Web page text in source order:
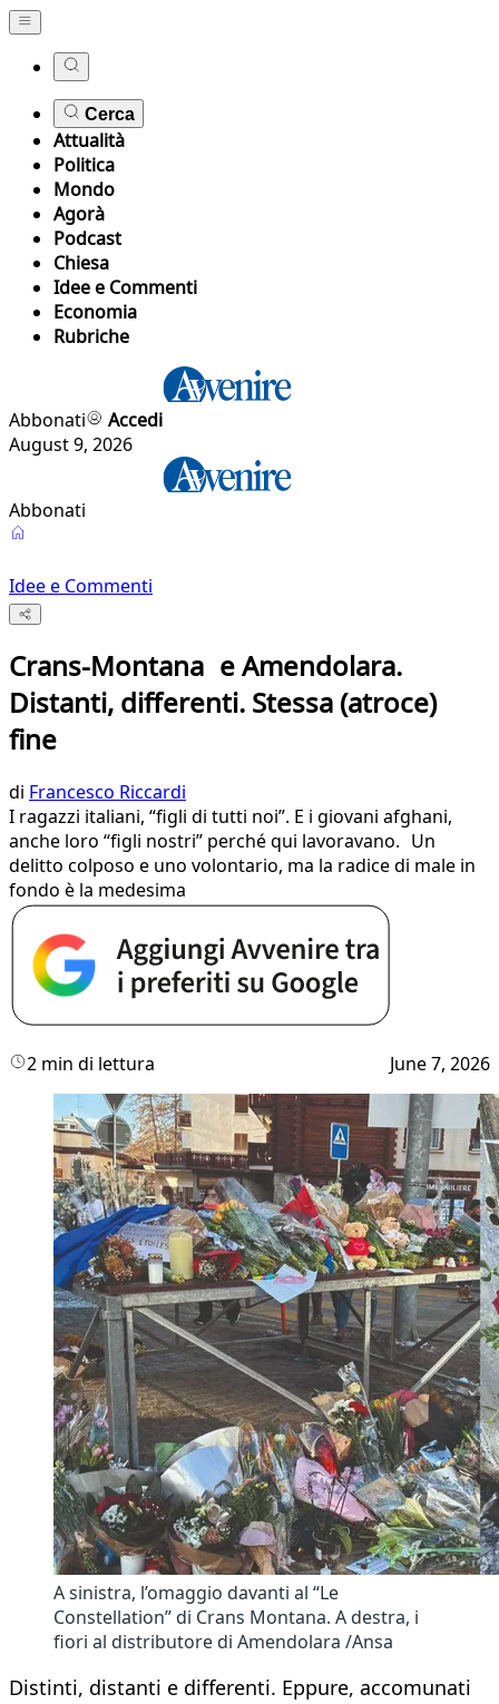
Cerca
Attualità
Politica
Mondo
Agorà
Podcast
Chiesa
Idee e Commenti
Economia
Rubriche
Abbonati
Accedi
August 9, 2026
Abbonati
Idee e Commenti
Crans-Montana e Amendolara.
Distanti, differenti. Stessa (atroce)
fine
di Francesco Riccardi
I ragazzi italiani, “figli di tutti noi”. E i giovani afghani,
anche loro “figli nostri” perché qui lavoravano. Un
delitto colposo e uno volontario, ma la radice di male in
fondo è la medesima
2 min di lettura June 7, 2026
A sinistra, l’omaggio davanti al “Le
Constellation” di Crans Montana. A destra, i
fiori al distributore di Amendolara /Ansa
Distinti, distanti e differenti. Eppure, accomunati